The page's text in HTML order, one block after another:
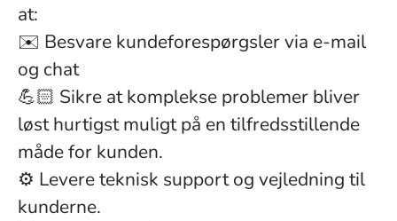
at:
✉️ Besvare kundeforespørgsler via e-mail
og chat
💪🏻 Sikre at komplekse problemer bliver
løst hurtigst muligt på en tilfredsstillende
måde for kunden.
⚙️ Levere teknisk support og vejledning til
kunderne.